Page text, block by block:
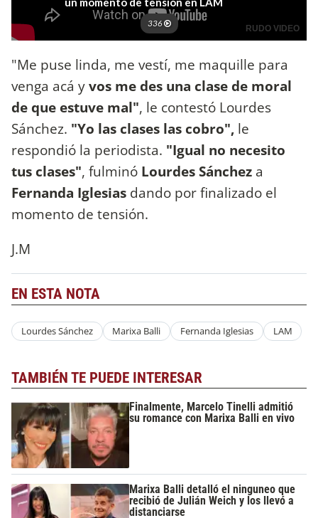
"Me puse linda, me vestí, me maquille para
venga acá yvos me des una clase de moral
de que estuve mal", le contestó Lourdes
Sánchez. "Yo las clases las cobro", le
respondió la periodista. "Igual no necesito
tus clases", fulminó Lourdes Sánchez a
Fernanda Iglesias dando por finalizado el
momento de tensión.
J.M
EN ESTA NOTA
Lourdes Sánchez Marixa Balli Fernanda Iglesias LAM
TAMBIÉN TE PUEDE INTERESAR
Finalmente, Marcelo Tinelli admitió
su romance con Marixa Balli en vivo
Marixa Balli detalló el ninguneo que
recibió de Julián Weich y los llevó a
distanciarse